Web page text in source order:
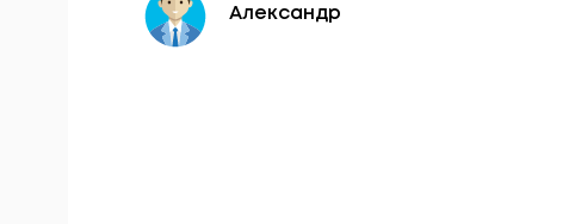
Александр